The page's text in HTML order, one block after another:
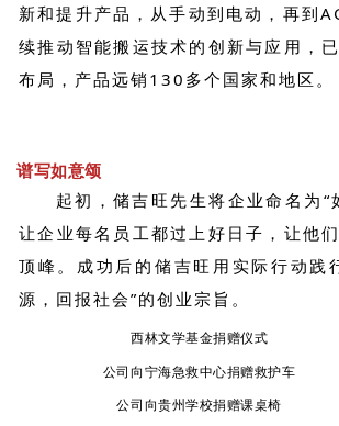
新和提升产品，从手动到电动，再到
续推动智能搬运技术的创新与应用，
布局，产品远销130多个国家和地区。
谱写如意颂
起初，储吉旺先生将企业命名为“
让企业每名员工都过上好日子，让他
顶峰。 成功后的储吉旺用实际行动践
源，回报社会”的创业宗旨。
西林文学基金捐赠仪式
公司向宁海急救中心捐赠救护车
公司向贵州学校捐赠课桌椅